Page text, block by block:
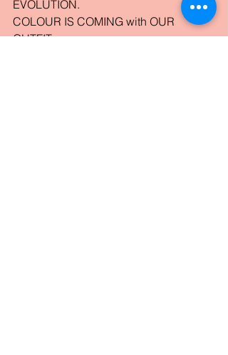
EVOLUTION.
COLOUR IS COMING with OUR
OUTFIT.